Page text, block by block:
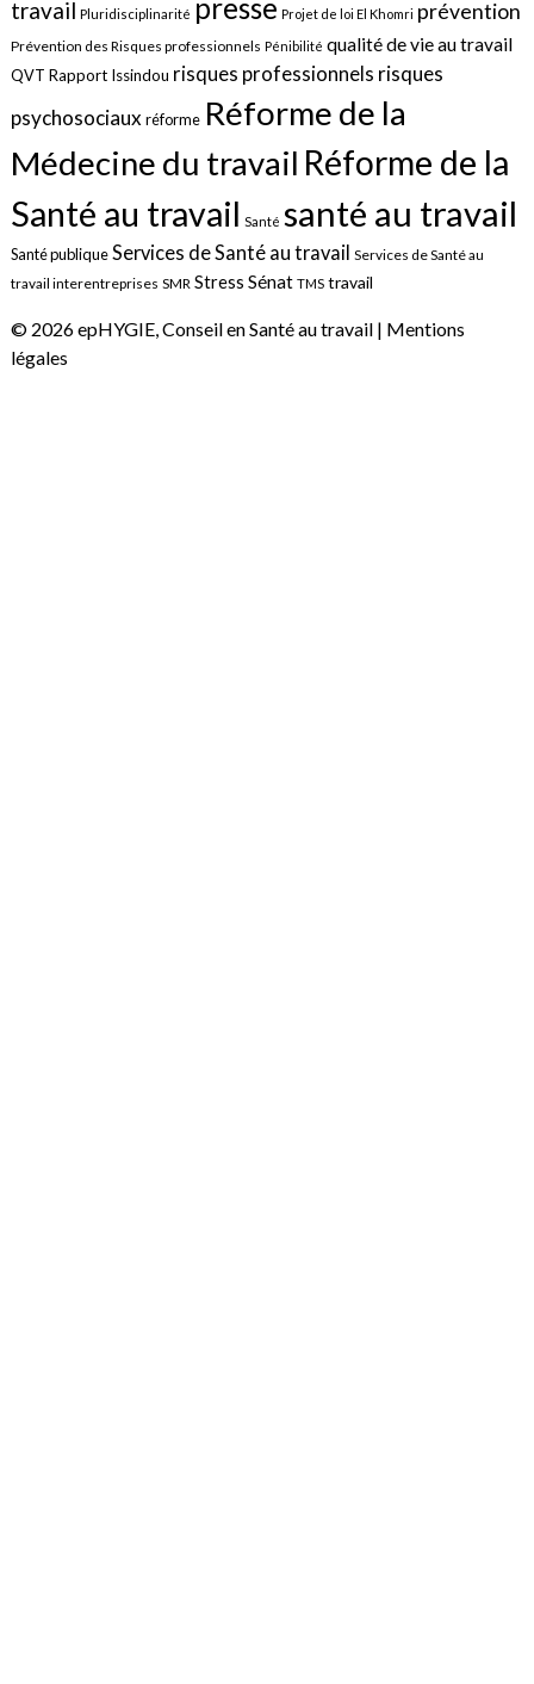
travail Pluridisciplinarité presse Projet de loi El Khomri prévention
Prévention des Risques professionnels Pénibilité qualité de vie au travail
QVT Rapport Issindou risques professionnels risques
psychosociaux réforme Réforme de la
Médecine du travail Réforme de la
Santé au travail Santé santé au travail
Santé publique Services de Santé au travail Services de Santé au
travail interentreprises SMR Stress Sénat TMS travail
© 2026 epHYGIE, Conseil en Santé au travail | Mentions
légales